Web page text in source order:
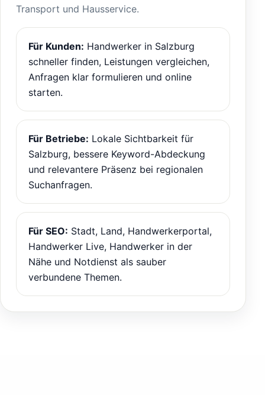
Transport und Hausservice.
Für Kunden: Handwerker in Salzburg
schneller finden, Leistungen vergleichen,
Anfragen klar formulieren und online
starten.
Für Betriebe: Lokale Sichtbarkeit für
Salzburg, bessere Keyword-Abdeckung
und relevantere Präsenz bei regionalen
Suchanfragen.
Für SEO: Stadt, Land, Handwerkerportal,
Handwerker Live, Handwerker in der
Nähe und Notdienst als sauber
verbundene Themen.